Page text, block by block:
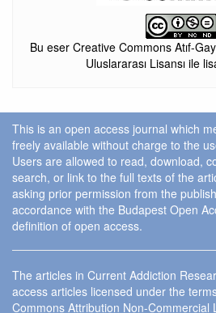
Bu eser Creative Commons Atıf-
Uluslararası Lisansı ile
This is an open access journal which
freely available without charge to the
Users are allowed to read, download,
search, or link to the full texts of the
asking prior permission from the
accordance with the Budapest Open
definition of open access.
The articles in Current Addiction
access articles licensed under the
Commons Attribution Non-Commercial